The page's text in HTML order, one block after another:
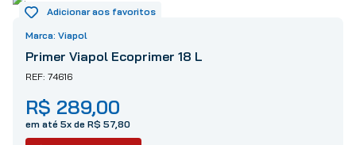
Viapol
Primer Viapol Ecoprimer 18 L
74616
R$ 289,00
em até 5x de R$ 57 80
5
º
vaso sanitário
6º
chuveiro
7º
cimento
8º
torneira
9º
telha
10º tinta